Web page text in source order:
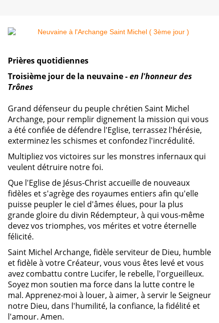
Prières quotidiennes
Troisième jour de la neuvaine -en l'honneur des
Trônes
Grand défenseur du peuple chrétien Saint Michel
Archange, pour remplir dignement la mission qui vous
a été confiée de défendre l'Eglise, terrassez l'hérésie,
exterminez les schismes et confondez l'incrédulité.
Multipliez vos victoires sur les monstres infernaux qui
veulent détruire notre foi.
Que l'Eglise de Jésus-Christ accueille de nouveaux
fidèles et s'agrège des royaumes entiers afin qu'elle
puisse peupler le ciel d'âmes élues, pour la plus
grande gloire du divin Rédempteur, à qui vous-même
devez vos triomphes, vos mérites et votre éternelle
félicité.
Saint Michel Archange, fidèle serviteur de Dieu, humble
et fidèle à votre Créateur, vous vous êtes levé et vous
avez combattu contre Lucifer, le rebelle, l'orgueilleux.
Soyez mon soutien ma force dans la lutte contre le
mal. Apprenez-moi à louer, à aimer, à servir le Seigneur
notre Dieu, dans l'humilité, la confiance, la fidélité et
l'amour. Amen.